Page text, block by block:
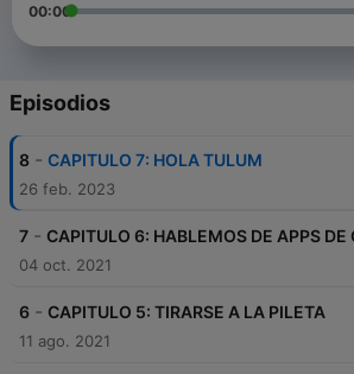
00:00
Episodios
8 - CAPITULO 7: HOLA TULUM
26 feb. 2023
7 - CAPITULO 6: HABLEMOS DE APPS DE
04 oct. 2021
6 - CAPITULO 5: TIRARSE A LA PILETA
11 ago. 2021